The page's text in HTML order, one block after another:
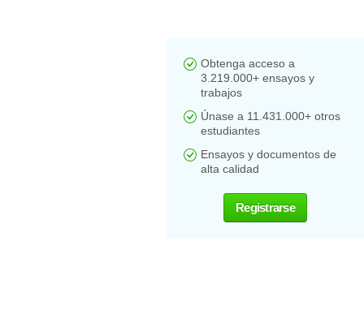
Obtenga acceso a
3.219.000+ ensayos y
trabajos
Únase a 11.431.000+ otros
estudiantes
Ensayos y documentos de
alta calidad
Registrarse